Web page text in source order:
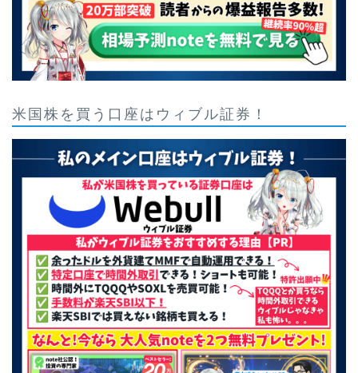
米国株を買う口座はウィブル証券！